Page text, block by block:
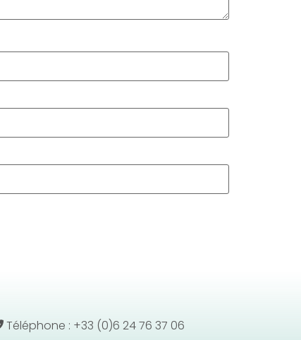
Téléphone : +33 (0)6 24 76 37 06